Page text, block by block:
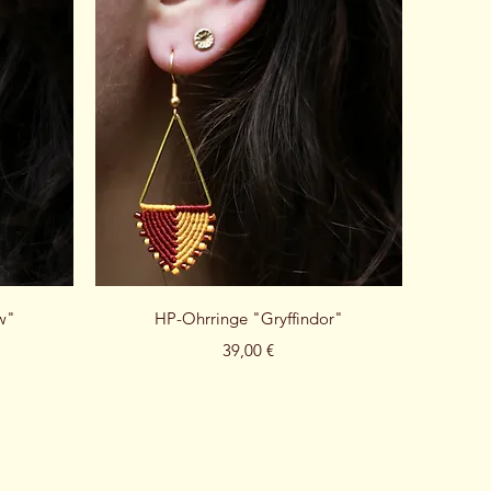
Schnellansicht
HP-Ohrringe "Gryffindor"
Preis
39,00 €